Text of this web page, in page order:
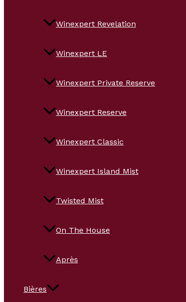
Winexpert Revelation
Winexpert LE
Winexpert Private Reserve
Winexpert Reserve
Winexpert Classic
Winexpert Island Mist
Twisted Mist
On The House
Après
Bières